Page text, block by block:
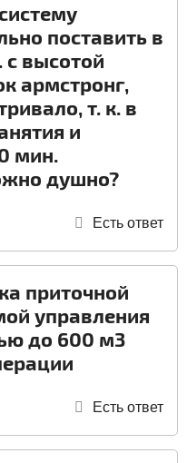
поставить в
высотой
армстронг,
т. к. в
и
мин.
душно?
Есть ответ
приточной
управления
до 600 м3
Есть ответ